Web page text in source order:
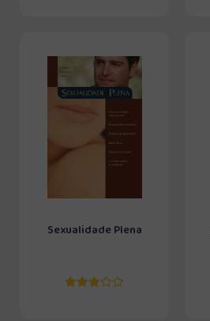
Sexualidade Plena